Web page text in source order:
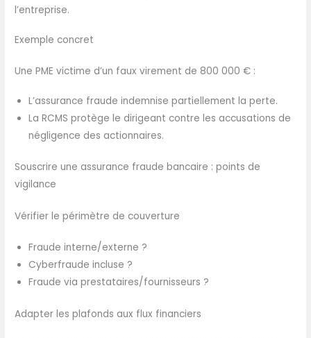
l’entreprise.
Exemple concret
Une PME victime d’un faux virement de 800 000 € :
L’assurance fraude indemnise partiellement la perte.
La RCMS protège le dirigeant contre les accusations de
négligence des actionnaires.
Souscrire une assurance fraude bancaire : points de
vigilance
Vérifier le périmètre de couverture
Fraude interne/externe ?
Cyberfraude incluse ?
Fraude via prestataires/fournisseurs ?
Adapter les plafonds aux flux financiers